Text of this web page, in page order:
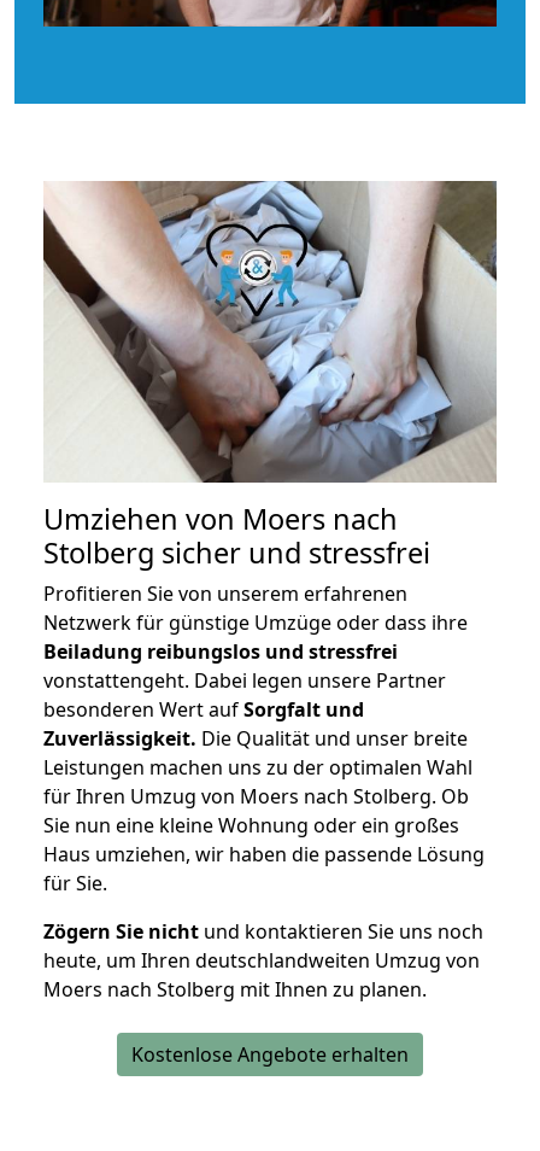
Umziehen von Moers nach
Stolberg sicher und stressfrei
Profitieren Sie von unserem erfahrenen
Netzwerk für günstige Umzüge oder dass ihre
Beiladung reibungslos und stressfrei
vonstattengeht. Dabei legen unsere Partner
besonderen Wert aufSorgfalt und
Zuverlässigkeit. Die Qualität und unser breite
Leistungen machen uns zu der optimalen Wahl
für Ihren Umzug von Moers nach Stolberg. Ob
Sie nun eine kleine Wohnung oder ein großes
Haus umziehen, wir haben die passende Lösung
für Sie.
Zögern Sie nicht und kontaktieren Sie uns noch
heute, um Ihren deutschlandweiten Umzug von
Moers nach Stolberg mit Ihnen zu planen.
Kostenlose Angebote erhalten